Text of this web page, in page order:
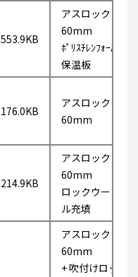
553.9KB
アスロック
60mm
ﾎﾟﾘｽﾁﾚﾝﾌｫｰﾑ
保温板
176.0KB
アスロック
60mm
214.9KB
アスロック
60mm
ロックウー
ル充填
アスロック
60mm
+ 吹付けロッ